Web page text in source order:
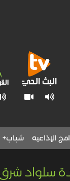
الإذاعية شباب+
سلواد